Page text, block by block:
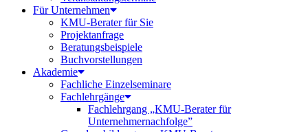
Für Unternehmen
KMU-Berater für Sie
Projektanfrage
Beratungsbeispiele
Buchvorstellungen
Akademie
Fachliche Einzelseminare
Fachlehrgänge
Fachlehrgang „KMU-Berater für
Unternehmernachfolge”